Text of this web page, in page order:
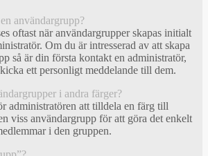
användargrupp?
oftast när användargrupper skapas initialt
Om du är intresserad av att skapa
så är din första kontakt en administratör,
ett personligt meddelande till dem.
i andra färger?
administratören att tilldela en färg till
viss användargrupp för att göra det enkelt
i den gruppen.